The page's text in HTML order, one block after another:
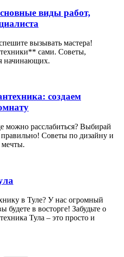
виды работ,
вызывать мастера!
сами. Советы,
начинающих.
создаем
можно расслабиться? Выбирай
правильно! Советы по дизайну и
мечты.
в Туле? У нас огромный
в восторге! Забудьте о
Тула – это просто и